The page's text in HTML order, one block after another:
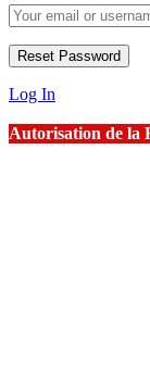
Log In
Autorisation de la